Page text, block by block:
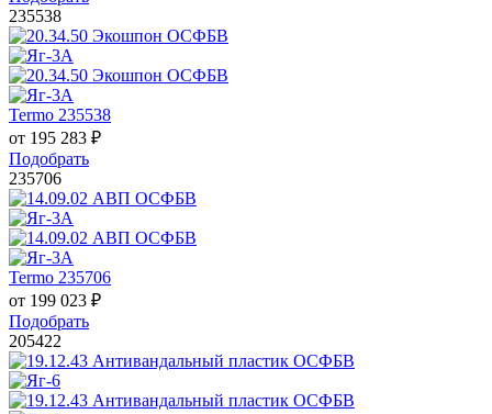
235538
Termo 235538
от 195 283 ₽
Подобрать
235706
Termo 235706
от 199 023 ₽
Подобрать
205422